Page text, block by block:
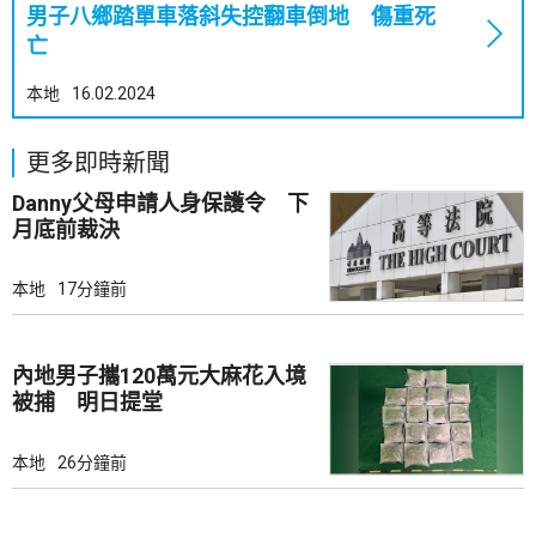
男子八鄉踏單車落斜失控翻車倒地 傷重死
亡
本地 16.02.2024
更多即時新聞
Danny父母申請人身保護令 下
月底前裁決
本地 17分鐘前
內地男子攜120萬元大麻花入境
被捕 明日提堂
本地 26分鐘前